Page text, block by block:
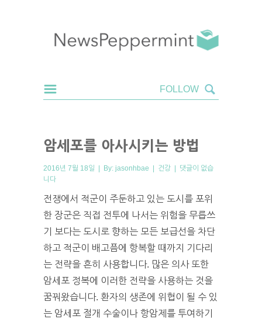
암세포를 아사시키는 방법
2016년 7월 18일 | By: jasonhbae | 건강 | 댓글이 없습
니다
전쟁에서 적군이 주둔하고 있는 도시를 포위
한 장군은 직접 전투에 나서는 위험을 무릅쓰
기 보다는 도시로 향하는 모든 보급선을 차단
하고 적군이 배고픔에 항복할 때까지 기다리
는 전략을 흔히 사용합니다. 많은 의사 또한
암세포 정복에 이러한 전략을 사용하는 것을
꿈꿔왔습니다. 환자의 생존에 위협이 될 수 있
는 암세포 절개 수술이나 항암제를 투여하기